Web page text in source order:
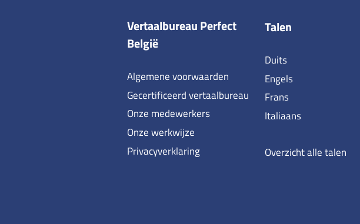
Vertaalbureau Perfect
België
Algemene voorwaarden
Gecertificeerd vertaalbureau
Onze medewerkers
Onze werkwijze
Privacyverklaring
Talen
Duits
Engels
Frans
Italiaans
Overzicht alle talen